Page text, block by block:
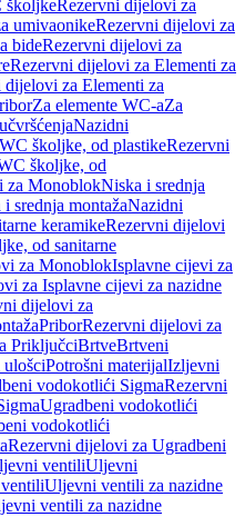
školjkeRezervni dijelovi za
umivaonikeRezervni dijelovi za
bideRezervni dijelovi za
Rezervni dijelovi za Elementi za
dijelovi za Elementi za
Za elemente WC-aZa
Nazidni
školjke, od plastikeRezervni
školjke, od
za MonoblokNiska i srednja
srednja montažaNazidni
keramikeRezervni dijelovi
od sanitarne
za MonoblokIsplavne cijevi za
za Isplavne cijevi za nazidne
dijelovi za
PriborRezervni dijelovi za
PriključciBrtveBrtveni
ulošciPotrošni materijalIzljevni
vodokotlići SigmaRezervni
Ugradbeni vodokotlići
vodokotlići
Rezervni dijelovi za Ugradbeni
ventiliUljevni
Uljevni ventili za nazidne
ventili za nazidne